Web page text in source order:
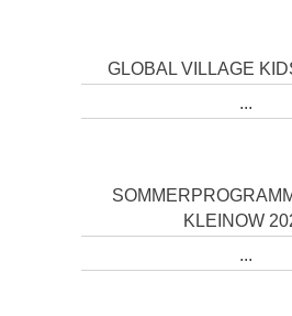
GLOBAL VILLAGE
...
KLEINOW
...